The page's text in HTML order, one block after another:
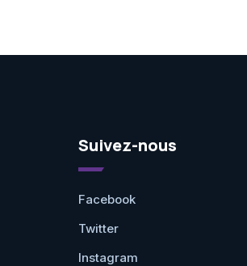
Suivez-nous
Facebook
Twitter
Instagram